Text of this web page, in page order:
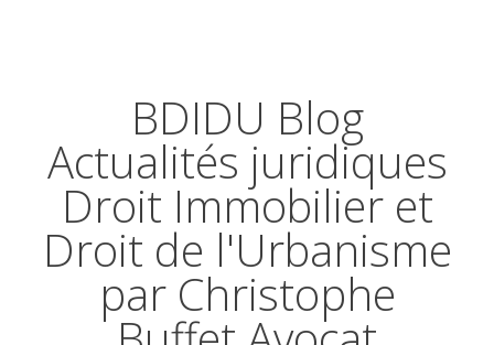
BDIDU Blog
Actualités juridiques
Droit Immobilier et
Droit de l'Urbanisme
par Christophe